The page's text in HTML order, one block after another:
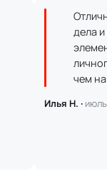
дела
чем
Илья Н. ·